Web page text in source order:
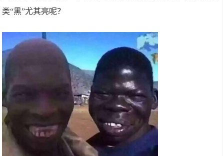
类“黑”尤其亮呢？